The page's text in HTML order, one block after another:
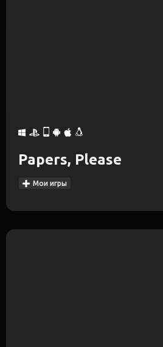
Papers, Please
Мои игры